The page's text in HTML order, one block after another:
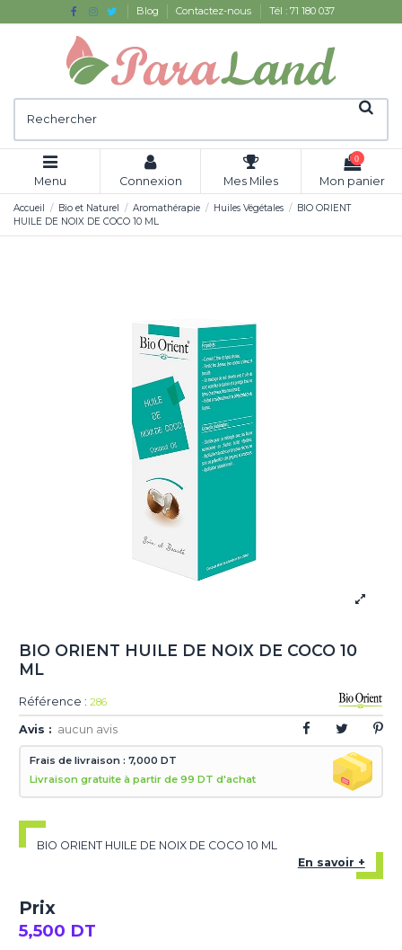
Blog Contactez-nous Tél : 71 180 037
Menu Connexion Mes Miles
0
Mon panier
Accueil Bio et Naturel Aromathérapie Huiles Végétales
BIO ORIENT
HUILE DE NOIX DE COCO 10 ML
BIO ORIENT HUILE DE NOIX DE COCO 10
ML
Référence : 286
Avis : aucun avis
Frais de livraison : 7,000 DT
Livraison gratuite à partir de 99 DT d'achat
BIO ORIENT HUILE DE NOIX DE COCO 10 ML
En savoir +
Prix
5,500 DT